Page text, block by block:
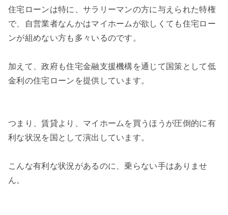
住宅ローンは特に、サラリーマンの方に与えられた特権
で、自営業者なんかはマイホームが欲しくても住宅ロー
ンが組めない方も多々いるのです。
加えて、政府も住宅金融支援機構を通じて国策として低
金利の住宅ローンを提供しています。
つまり、賃貸より、マイホームを買うほうが圧倒的に有
利な状況を国として演出しています。
こんな有利な状況があるのに、乗らない手はありませ
ん。